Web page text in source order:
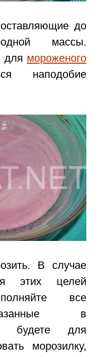
до
массы.
для мороженого
наподобие
В случае
этих целей
все
в
будете для
морозилку,